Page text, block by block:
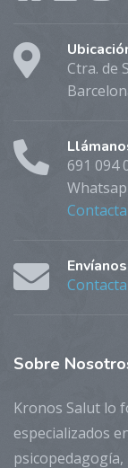
Ctra. de
691 094
Contacta
Sobre
Kronos Salut lo
especializados